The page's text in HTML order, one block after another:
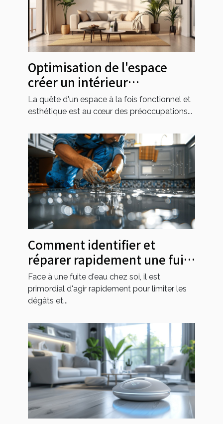
Optimisation de l'espace
créer un intérieur
fonctionnel et esthétique
La quête d'un espace à la fois fonctionnel et
esthétique est au cœur des préoccupations...
Comment identifier et
réparer rapidement une fuite
d'eau chez soi
Face à une fuite d'eau chez soi, il est
primordial d'agir rapidement pour limiter les
dégâts et...